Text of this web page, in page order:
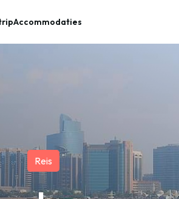
Accommodaties
Reis